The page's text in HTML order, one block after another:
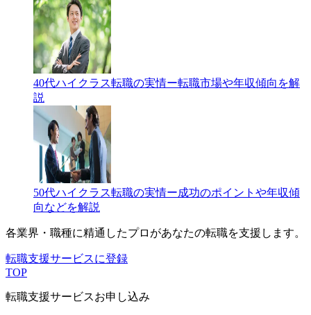
40代ハイクラス転職の実情ー転職市場や年収傾向を解
説
50代ハイクラス転職の実情ー成功のポイントや年収傾
向などを解説
各業界・職種に精通したプロがあなたの転職を支援します。
転職支援サービスに登録
TOP
転職支援サービスお申し込み